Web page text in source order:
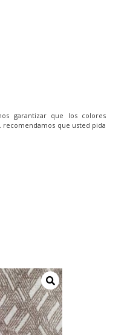
garantizar que los colores
que usted pida